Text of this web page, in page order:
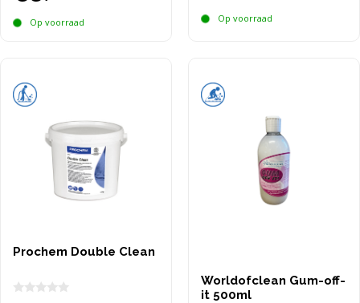
n
Op voorraad Op voorraad
Prochem Double Clean
Worldofclean Gum-off-
it 500ml